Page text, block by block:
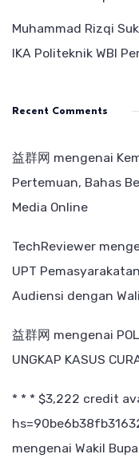
Muhammad Rizqi
IKA Politeknik WBI
Recent Comments
益群网 mengenai
Pertemuan, Bahas
Media Online
TechReviewer
UPT
Audiensi dengan
益群网 mengenai
UNGKAP KASUS
* * * $3,222 credit
mengenai Wakil